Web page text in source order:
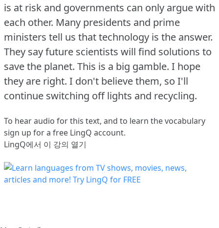
is at risk and governments can only argue with
each other. Many presidents and prime
ministers tell us that technology is the answer.
They say future scientists will find solutions to
save the planet. This is a big gamble. I hope
they are right. I don't believe them, so I'll
continue switching off lights and recycling.
To hear audio for this text, and to learn the vocabulary
sign up for a free LingQ account.
LingQ에서 이 강의 열기